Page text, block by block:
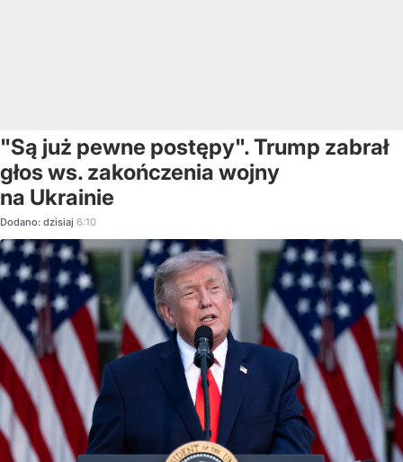
"Są już pewne postępy". Trump zabrał
głos ws. zakończenia wojny
na Ukrainie
Dodano: dzisiaj 6:10